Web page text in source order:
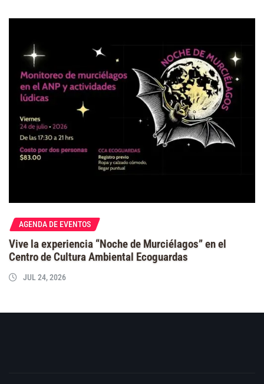
AGENDA DE EVENTOS
Vive la experiencia “Noche de Murciélagos” en el
Centro de Cultura Ambiental Ecoguardas
JUL 24, 2026